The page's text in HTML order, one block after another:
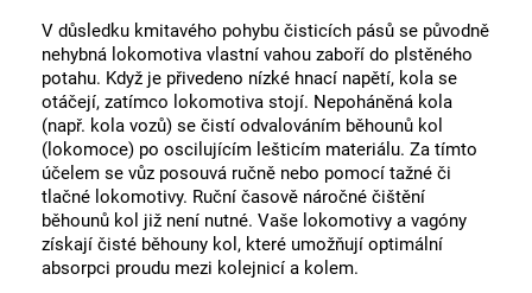
V důsledku kmitavého pohybu čisticích pásů se původně
nehybná lokomotiva vlastní vahou zaboří do plstěného
potahu. Když je přivedeno nízké hnací napětí, kola se
otáčejí, zatímco lokomotiva stojí. Nepoháněná kola
(např. kola vozů) se čistí odvalováním běhounů kol
(lokomoce) po oscilujícím lešticím materiálu. Za tímto
účelem se vůz posouvá ručně nebo pomocí tažné či
tlačné lokomotivy. Ruční časově náročné čištění
běhounů kol již není nutné. Vaše lokomotivy a vagóny
získají čisté běhouny kol, které umožňují optimální
absorpci proudu mezi kolejnicí a kolem.